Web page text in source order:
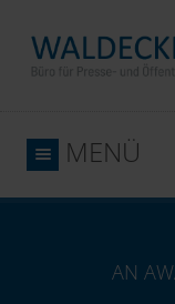
MENÜ
AN